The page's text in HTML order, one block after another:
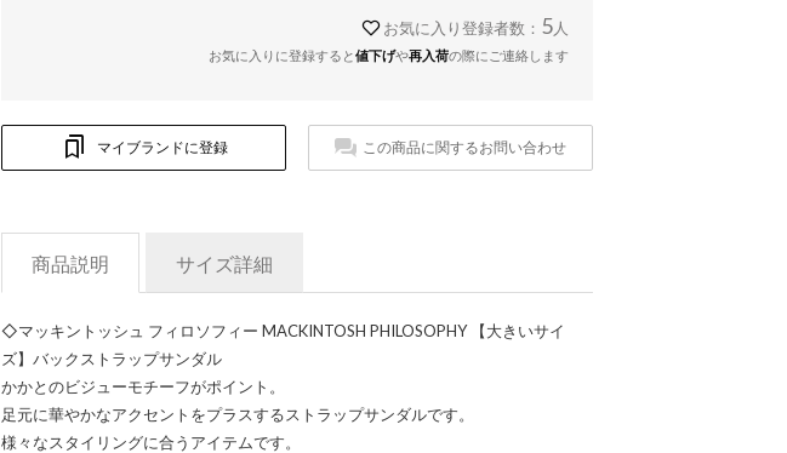
お気に入り登録者数： 5 人
お気に入りに登録すると値下げや再入荷の際にご連絡します
マイブランドに登録 この商品に関するお問い合わせ
商品説明 サイズ詳細
◇マッキントッシュ フィロソフィー MACKINTOSH PHILOSOPHY 【大きいサイ
ズ】バックストラップサンダル
かかとのビジューモチーフがポイント。
足元に華やかなアクセントをプラスするストラップサンダルです。
様々なスタイリングに合うアイテムです。